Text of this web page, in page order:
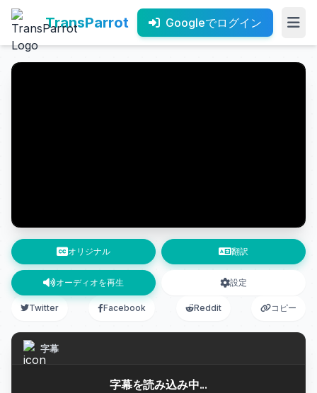
TransParrot Googleでログイン
オリジナル 翻訳
オーディオを再生 設定
Twitter Facebook Reddit コピー
字幕
字幕を読み込み中...